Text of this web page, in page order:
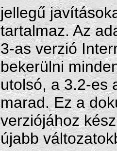
jellegű
tartalmaz. Az
3-as verzió
bekerülni
utolsó, a 3.2-es
marad. Ez a
verziójához
újabb